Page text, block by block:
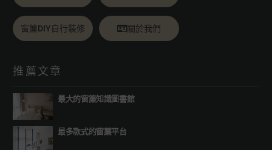
窗簾DIY自行裝修 關於我們
推薦文章
最大的窗簾知識圖書館
最多款式的窗簾平台